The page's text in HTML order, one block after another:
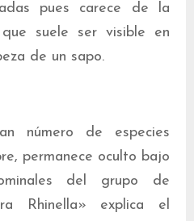
pues carece de la
que suele ser visible en
de un sapo.
número de especies
permanece oculto bajo
del grupo de
Rhinella» explica el